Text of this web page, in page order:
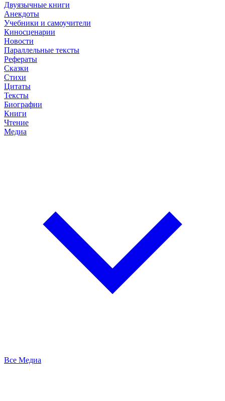
Двуязычные книги
Анекдоты
Учебники и самоучители
Киносценарии
Новости
Параллельные тексты
Рефераты
Сказки
Стихи
Цитаты
Тексты
Биографии
Книги
Чтение
Медиа
Все Медиа